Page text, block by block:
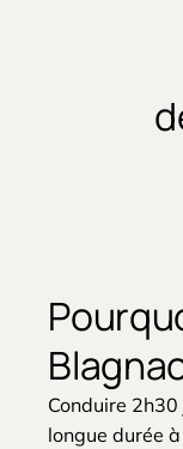
Conduire
longue durée